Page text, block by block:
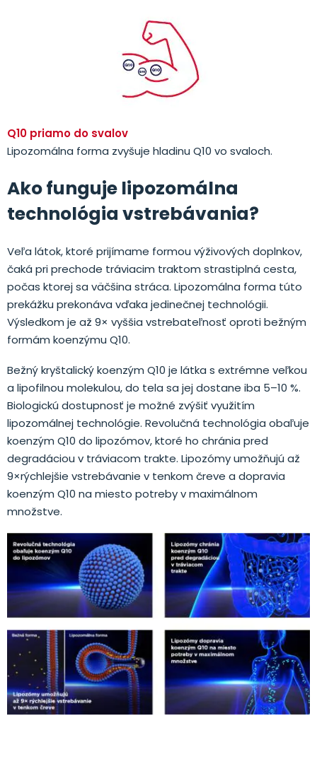
Q10 priamo do svalov
Lipozomálna forma zvyšuje hladinu Q10 vo svaloch.
Ako funguje lipozomálna
technológia vstrebávania?
Veľa látok, ktoré prijímame formou výživových doplnkov,
čaká pri prechode tráviacim traktom strastiplná cesta,
počas ktorej sa väčšina stráca. Lipozomálna forma túto
prekážku prekonáva vďaka jedinečnej technológii.
Výsledkom je až 9× vyššia vstrebateľnosť oproti bežným
formám koenzýmu Q10.
Bežný kryštalický koenzým Q10 je látka s extrémne veľkou
a lipofilnou molekulou, do tela sa jej dostane iba 5–10 %.
Biologickú dostupnosť je možné zvýšiť využitím
lipozomálnej technológie. Revolučná technológia obaľuje
koenzým Q10 do lipozómov, ktoré ho chránia pred
degradáciou v tráviacom trakte. Lipozómy umožňujú až
9×rýchlejšie vstrebávanie v tenkom čreve a dopravia
koenzým Q10 na miesto potreby v maximálnom
množstve.